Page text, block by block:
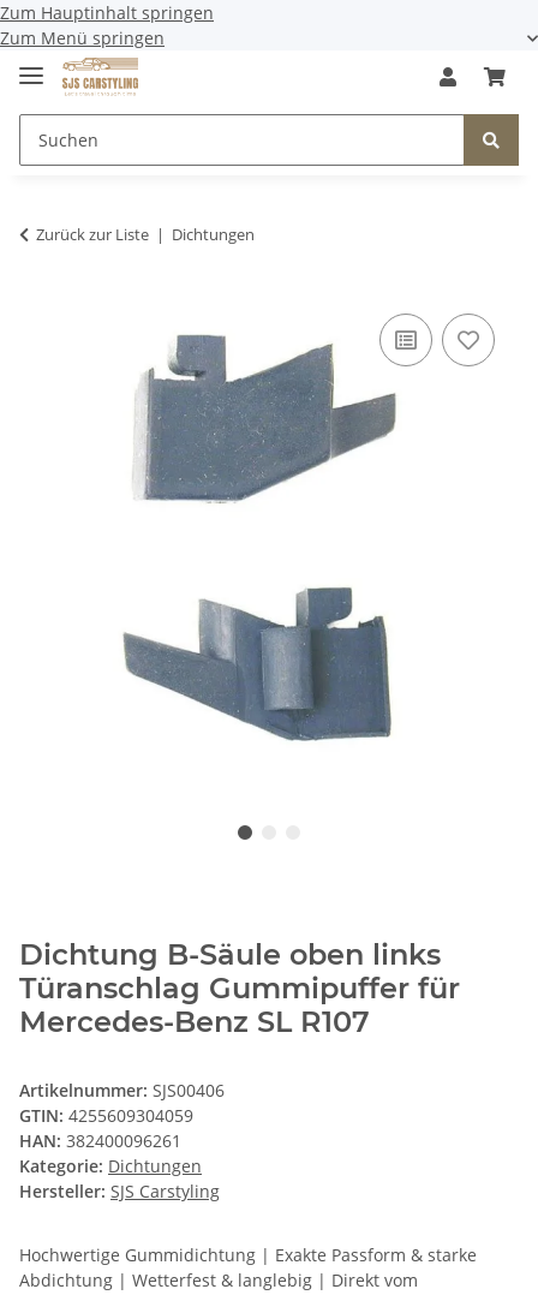
Zum Hauptinhalt springen
Zum Menü springen
Zurück zur Liste Dichtungen
Dichtung B-Säule oben links
Türanschlag Gummipuffer für
Mercedes-Benz SL R107
Artikelnummer: SJS00406
GTIN: 4255609304059
HAN: 382400096261
Kategorie: Dichtungen
Hersteller: SJS Carstyling
Hochwertige Gummidichtung | Exakte Passform & starke
Abdichtung | Wetterfest & langlebig | Direkt vom